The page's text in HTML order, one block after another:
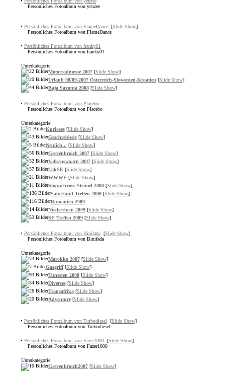
Persönliches Fotoalbum von yenzee
• Persönliches Fotoalbum von FlameDance [Slide Show]
Persönliches Fotoalbum von FlameDance
• Persönliches Fotoalbum von franky01
Persönliches Fotoalbum von franky01
Unterkategorie:
Motorradmesse 2007[Slide Show]
Urlaub 08/09-2007 Österreich-Slowenien-Kroatien[Slide Show]
Baja Saxonia 2008[Slide Show]
• Persönliches Fotoalbum von Placebo
Persönliches Fotoalbum von Placebo
Unterkategorie:
Kurioses[Slide Show]
Geschrebbels[Slide Show]
Neulich... [Slide Show]
Grevenbroich 2007[Slide Show]
Valkenswaard 2007[Slide Show]
TakSE [Slide Show]
WWWE [Slide Show]
Stoppelcross Steimel 2008[Slide Show]
Sauerland Treffen 2008[Slide Show]
Rumänien 2009
Niederrhein 2009[Slide Show]
SE Treffen 2009[Slide Show]
• Persönliches Fotoalbum von Binifada [Slide Show]
Persönliches Fotoalbum von Binifada
Unterkategorie:
Marokko 2007[Slide Show]
Gasgriff[Slide Show]
Tunesien 2008[Slide Show]
Diverses[Slide Show]
Transafrika[Slide Show]
Adventure[Slide Show]
• Persönliches Fotoalbum von Turbodiesel [Slide Show]
Persönliches Fotoalbum von Turbodiesel
• Persönliches Fotoalbum von Fazer1000 [Slide Show]
Persönliches Fotoalbum von Fazer1000
Unterkategorie:
Grevenbroich2007[Slide Show]